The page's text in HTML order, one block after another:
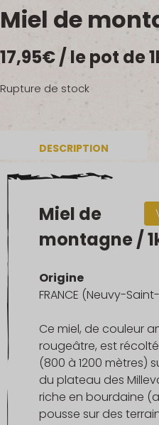
FRUITS BIO
NOS
NOS
Miel de
17,95€/ le pot de
Rupture de stock
DESCRIPTION
Miel de
montagne /
Origine
FRANCE (Neuvy-
Ce miel, de couleur
rougeâtre, est
(800 à 1200 mètres)
du plateau des
riche en bourdaine
pousse sur des